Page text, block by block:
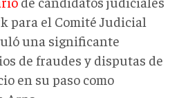
para el Comité Judicial
una significante
de fraudes y disputas de
en su paso como